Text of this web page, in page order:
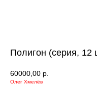
Полигон (серия, 12
60000,00 р.
Олег Хмелёв